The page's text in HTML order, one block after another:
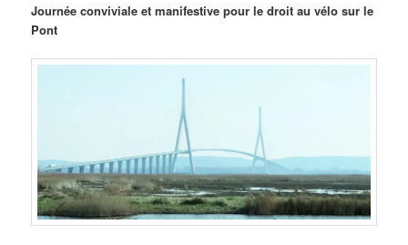
Journée conviviale et manifestive pour le droit au vélo sur le
Pont